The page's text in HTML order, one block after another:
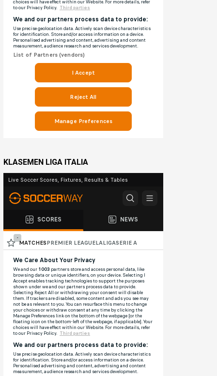
KLASEMEN LIGA ITALIA